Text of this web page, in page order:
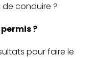
conduire ?
?
pour faire le